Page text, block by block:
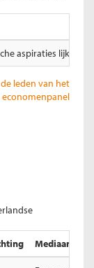
aspiraties lijken
leden van het
economenpanel
Mediaan